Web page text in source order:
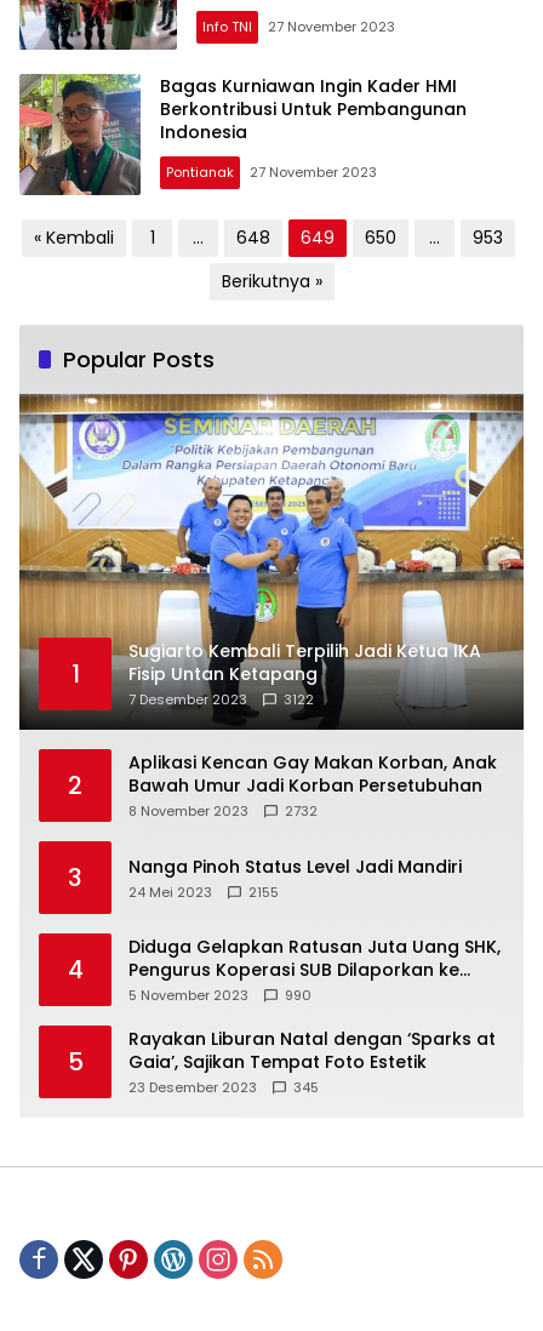
Info TNI 27 November 2023
Bagas Kurniawan Ingin Kader HMI
Berkontribusi Untuk Pembangunan
Indonesia
Pontianak 27 November 2023
Paginasi
« Kembali 1 … 648 649 650 …
953
Berikutnya »
Popular Posts
1
Sugiarto Kembali Terpilih Jadi Ketua IKA
Fisip Untan Ketapang
7 Desember 2023 3122
2
Aplikasi Kencan Gay Makan Korban, Anak
Bawah Umur Jadi Korban Persetubuhan
8 November 2023 2732
3 Nanga Pinoh Status Level Jadi Mandiri
24 Mei 2023 2155
4
Diduga Gelapkan Ratusan Juta Uang SHK,
Pengurus Koperasi SUB Dilaporkan ke
Polisi
5 November 2023 990
5
Rayakan Liburan Natal dengan ‘Sparks at
Gaia’, Sajikan Tempat Foto Estetik
23 Desember 2023 345